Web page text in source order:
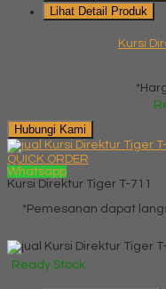
Lihat Detail Produk
Kursi
Hubungi Kami
QUICK ORDER
Whatsapp
Kursi Direktur Tiger T-711
*Pemesanan dapat
Ready Stock